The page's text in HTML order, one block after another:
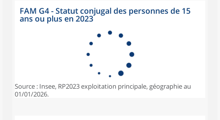
FAM G4 - Statut conjugal des personnes de 15
ans ou plus en 2023
Source : Insee, RP2023 exploitation principale, géographie au
01/01/2026.